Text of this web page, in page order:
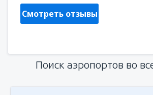
Смотреть отзывы
Поиск аэропортов во